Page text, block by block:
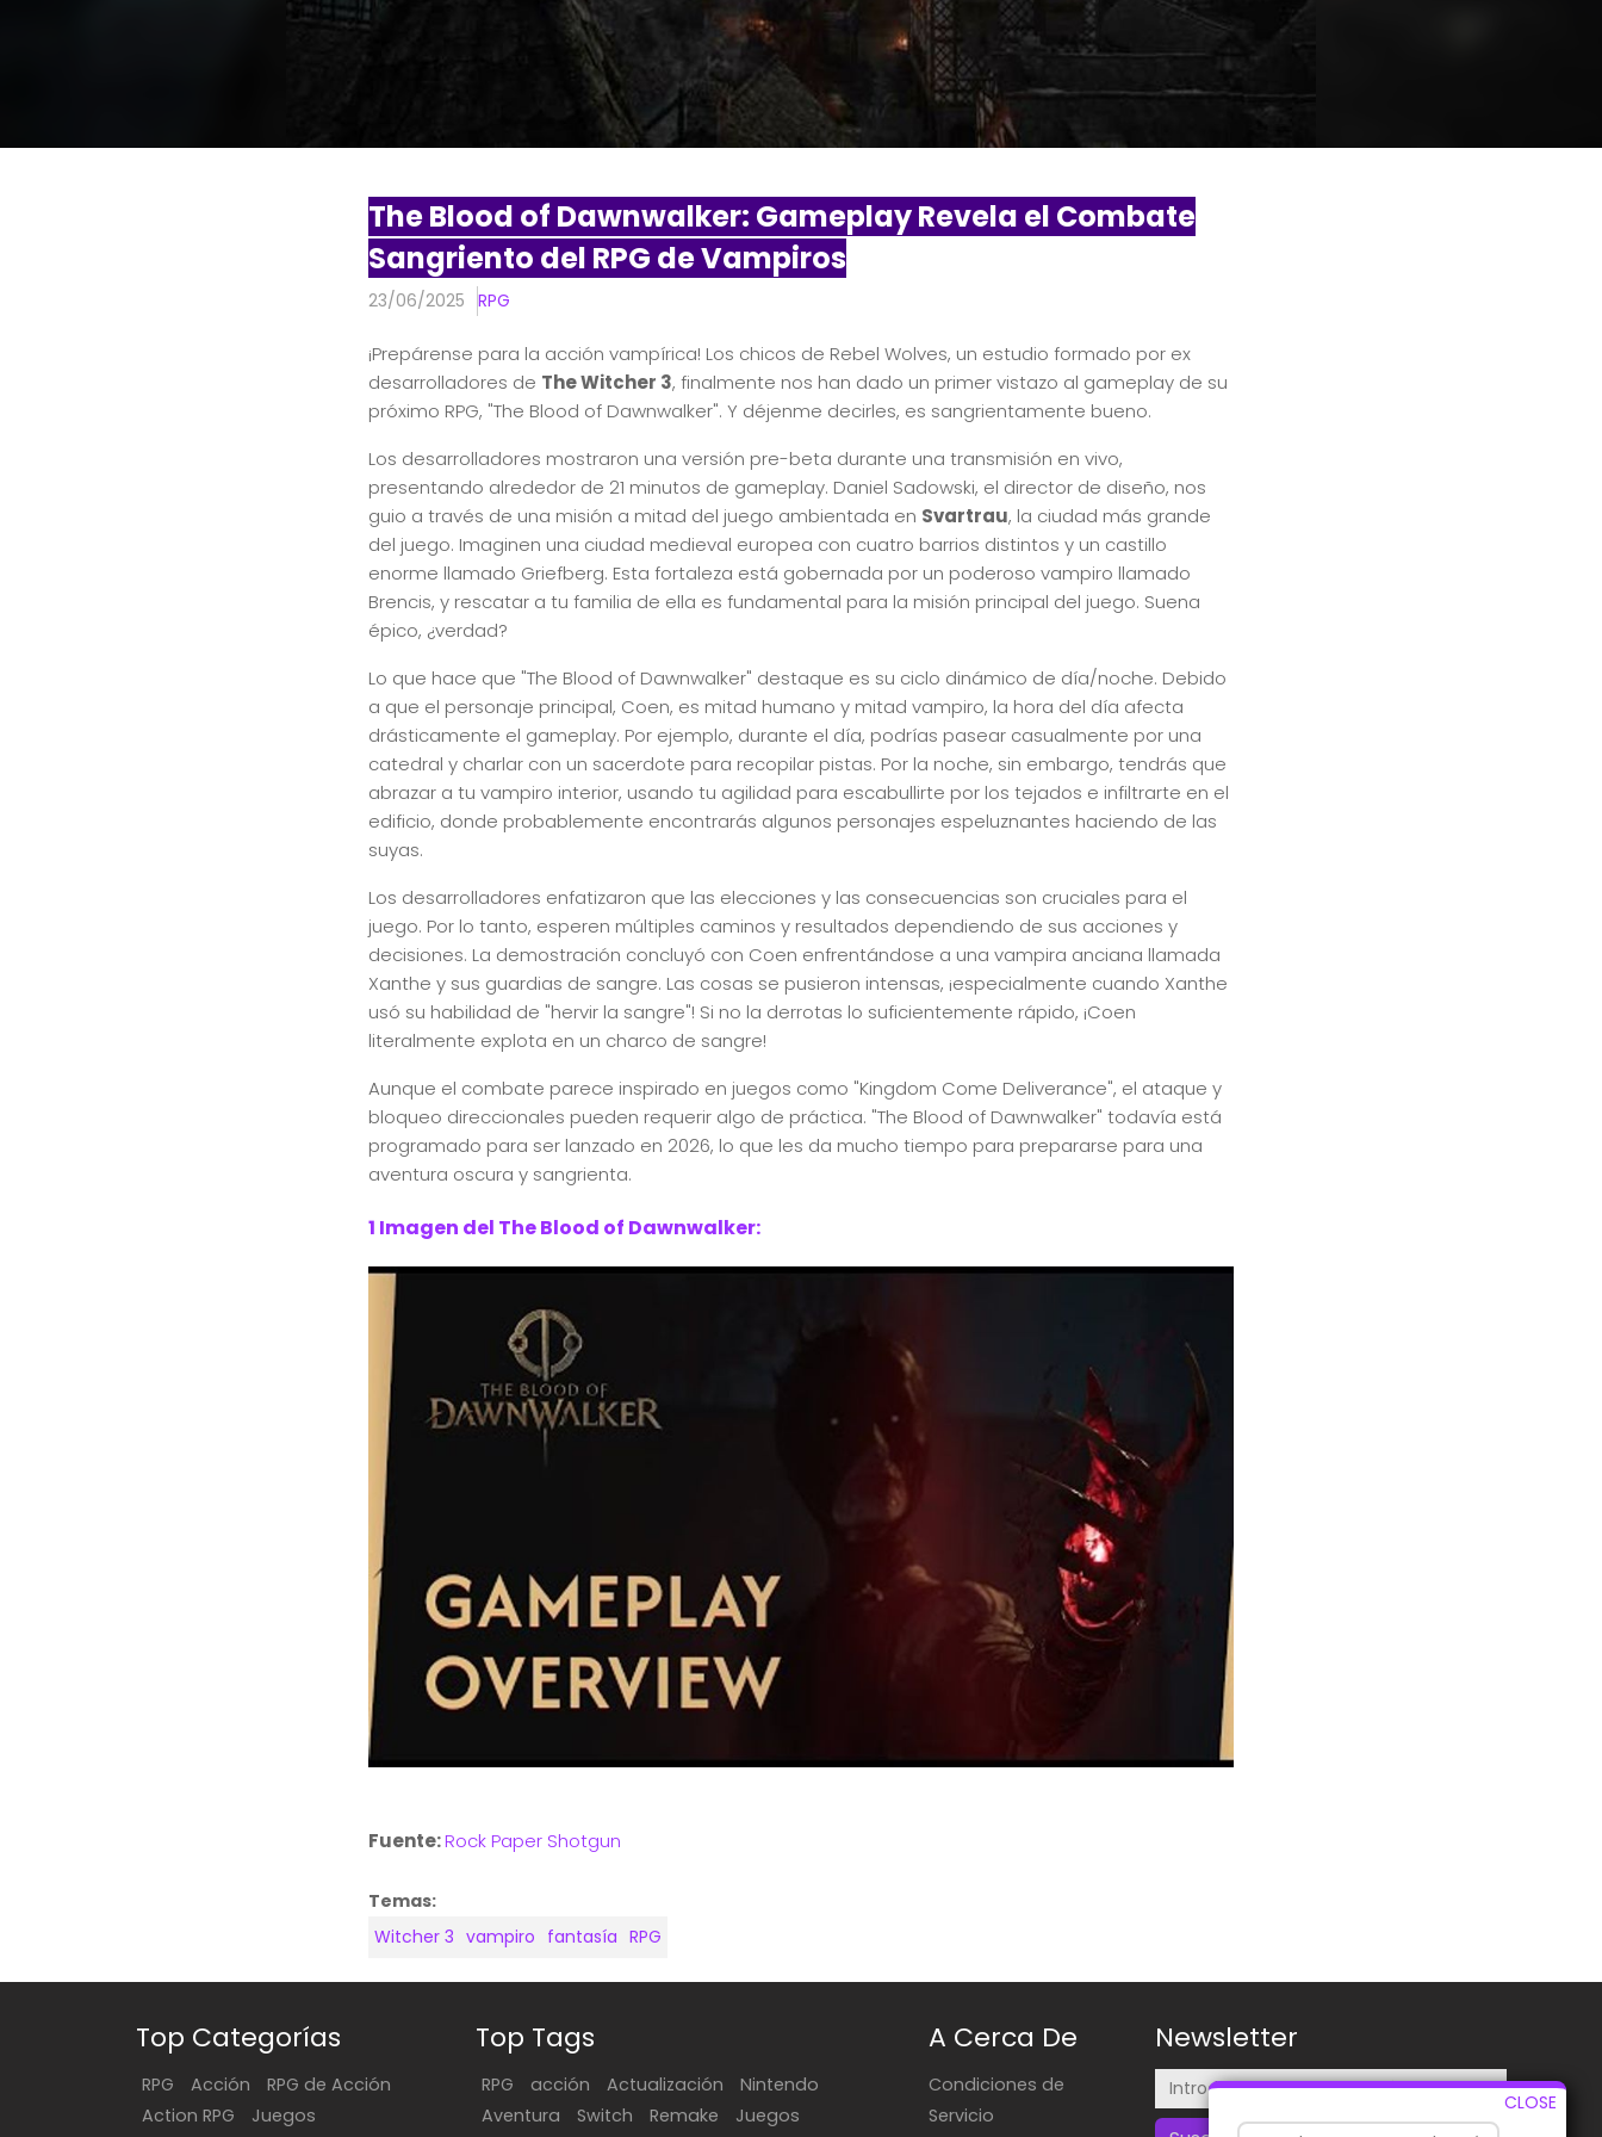
The Blood of Dawnwalker: Gameplay Revela el Combate
Sangriento del RPG de Vampiros
23/06/2025 RPG
¡Prepárense para la acción vampírica! Los chicos de Rebel Wolves, un estudio formado por ex
desarrolladores de The Witcher 3, finalmente nos han dado un primer vistazo al gameplay de su
próximo RPG, "The Blood of Dawnwalker". Y déjenme decirles, es sangrientamente bueno.
Los desarrolladores mostraron una versión pre-beta durante una transmisión en vivo,
presentando alrededor de 21 minutos de gameplay. Daniel Sadowski, el director de diseño, nos
guio a través de una misión a mitad del juego ambientada en Svartrau, la ciudad más grande
del juego. Imaginen una ciudad medieval europea con cuatro barrios distintos y un castillo
enorme llamado Griefberg. Esta fortaleza está gobernada por un poderoso vampiro llamado
Brencis, y rescatar a tu familia de ella es fundamental para la misión principal del juego. Suena
épico, ¿verdad?
Lo que hace que "The Blood of Dawnwalker" destaque es su ciclo dinámico de día/noche. Debido
a que el personaje principal, Coen, es mitad humano y mitad vampiro, la hora del día afecta
drásticamente el gameplay. Por ejemplo, durante el día, podrías pasear casualmente por una
catedral y charlar con un sacerdote para recopilar pistas. Por la noche, sin embargo, tendrás que
abrazar a tu vampiro interior, usando tu agilidad para escabullirte por los tejados e infiltrarte en el
edificio, donde probablemente encontrarás algunos personajes espeluznantes haciendo de las
suyas.
Los desarrolladores enfatizaron que las elecciones y las consecuencias son cruciales para el
juego. Por lo tanto, esperen múltiples caminos y resultados dependiendo de sus acciones y
decisiones. La demostración concluyó con Coen enfrentándose a una vampira anciana llamada
Xanthe y sus guardias de sangre. Las cosas se pusieron intensas, ¡especialmente cuando Xanthe
usó su habilidad de "hervir la sangre"! Si no la derrotas lo suficientemente rápido, ¡Coen
literalmente explota en un charco de sangre!
Aunque el combate parece inspirado en juegos como "Kingdom Come Deliverance", el ataque y
bloqueo direccionales pueden requerir algo de práctica. "The Blood of Dawnwalker" todavía está
programado para ser lanzado en 2026, lo que les da mucho tiempo para prepararse para una
aventura oscura y sangrienta.
1 Imagen del The Blood of Dawnwalker:
Fuente:Rock Paper Shotgun
Temas:
Witcher 3 vampiro fantasía RPG
CLOSE
Top Categorías
RPG Acción
RPG de Acción
Action RPG
Juegos
Top Tags
RPG acción Actualización
Nintendo
Aventura
Switch Remake
Juegos
A Cerca De
Condiciones de
Servicio
Newsletter